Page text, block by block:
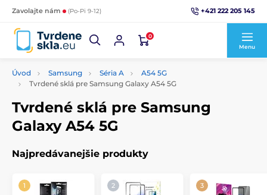
Zavolajte nám (Po-Pi 9-12) +421 222 205 145
0
Menu
Úvod Samsung Séria A
A54 5G
Tvrdené sklá pre Samsung Galaxy A54 5G
Tvrdené sklá pre Samsung
Galaxy A54 5G
Najpredávanejšie produkty